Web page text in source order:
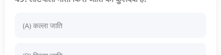
(A) कल्ला जाति